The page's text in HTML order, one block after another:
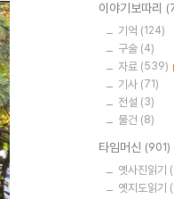
이야기보따리
기억 (124)
구술 (4)
자료 (539)
기사 (71)
전설 (3)
물건 (8)
타임머신 (901)
옛사진읽기
옛지도읽기